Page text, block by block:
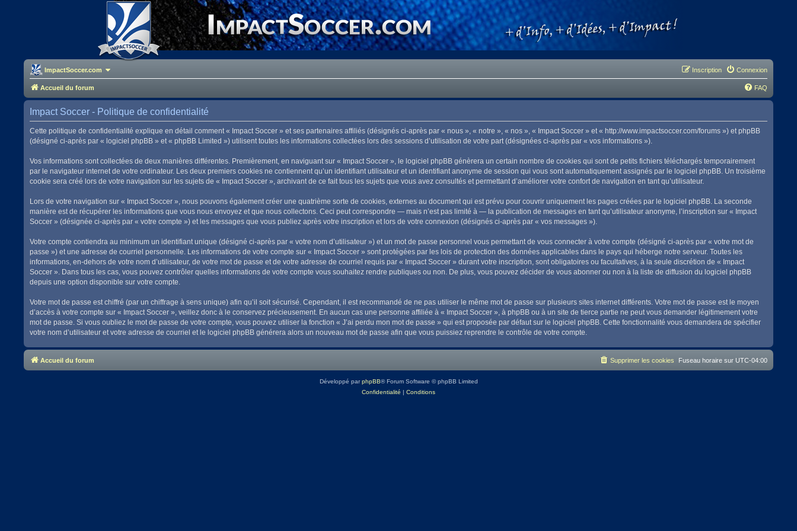
ImpactSoccer.com Connexion
Inscription
Accueil du forum FAQ
Impact Soccer - Politique de confidentialité
Cette politique de confidentialité explique en détail comment « Impact Soccer » et ses partenaires affiliés (désignés ci-après par « nous », « notre », « nos », « Impact Soccer » et « http://www.impactsoccer.com/forums ») et phpBB
(désigné ci-après par « logiciel phpBB » et « phpBB Limited ») utilisent toutes les informations collectées lors des sessions d’utilisation de votre part (désignées ci-après par « vos informations »).
Vos informations sont collectées de deux manières différentes. Premièrement, en naviguant sur « Impact Soccer », le logiciel phpBB génèrera un certain nombre de cookies qui sont de petits fichiers téléchargés temporairement
par le navigateur internet de votre ordinateur. Les deux premiers cookies ne contiennent qu’un identifiant utilisateur et un identifiant anonyme de session qui vous sont automatiquement assignés par le logiciel phpBB. Un troisième
cookie sera créé lors de votre navigation sur les sujets de « Impact Soccer », archivant de ce fait tous les sujets que vous avez consultés et permettant d’améliorer votre confort de navigation en tant qu’utilisateur.
Lors de votre navigation sur « Impact Soccer », nous pouvons également créer une quatrième sorte de cookies, externes au document qui est prévu pour couvrir uniquement les pages créées par le logiciel phpBB. La seconde
manière est de récupérer les informations que vous nous envoyez et que nous collectons. Ceci peut correspondre — mais n’est pas limité à — la publication de messages en tant qu’utilisateur anonyme, l’inscription sur « Impact
Soccer » (désignée ci-après par « votre compte ») et les messages que vous publiez après votre inscription et lors de votre connexion (désignés ci-après par « vos messages »).
Votre compte contiendra au minimum un identifiant unique (désigné ci-après par « votre nom d’utilisateur ») et un mot de passe personnel vous permettant de vous connecter à votre compte (désigné ci-après par « votre mot de
passe ») et une adresse de courriel personnelle. Les informations de votre compte sur « Impact Soccer » sont protégées par les lois de protection des données applicables dans le pays qui héberge notre serveur. Toutes les
informations, en-dehors de votre nom d’utilisateur, de votre mot de passe et de votre adresse de courriel requis par « Impact Soccer » durant votre inscription, sont obligatoires ou facultatives, à la seule discrétion de « Impact
Soccer ». Dans tous les cas, vous pouvez contrôler quelles informations de votre compte vous souhaitez rendre publiques ou non. De plus, vous pouvez décider de vous abonner ou non à la liste de diffusion du logiciel phpBB
depuis une option disponible sur votre compte.
Votre mot de passe est chiffré (par un chiffrage à sens unique) afin qu’il soit sécurisé. Cependant, il est recommandé de ne pas utiliser le même mot de passe sur plusieurs sites internet différents. Votre mot de passe est le moyen
d’accès à votre compte sur « Impact Soccer », veillez donc à le conservez précieusement. En aucun cas une personne affiliée à « Impact Soccer », à phpBB ou à un site de tierce partie ne peut vous demander légitimement votre
mot de passe. Si vous oubliez le mot de passe de votre compte, vous pouvez utiliser la fonction « J’ai perdu mon mot de passe » qui est proposée par défaut sur le logiciel phpBB. Cette fonctionnalité vous demandera de spécifier
votre nom d’utilisateur et votre adresse de courriel et le logiciel phpBB générera alors un nouveau mot de passe afin que vous puissiez reprendre le contrôle de votre compte.
Accueil du forum Fuseau horaire sur UTC-04:00
Supprimer les cookies
Développé parphpBB® Forum Software © phpBB Limited
Confidentialité | Conditions